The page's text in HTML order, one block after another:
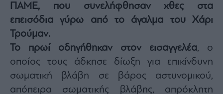
Auto
Life
&
Style
Υγεία
Architecture
&
Design
ΠΑΜΕ, που συνελήφθησαν χθες στα
επεισόδια γύρω από το άγαλμα του Χάρι
Τρούμαν.
Το πρωί οδηγήθηκαν στον εισαγγελέα, ο
οποίος τους άδκησε δίωξη για επικίνδυνη
σωματική βλάβη σε βάρος αστυνομικού,
απόπειρα σωματικής βλάβης, απρόκλητη